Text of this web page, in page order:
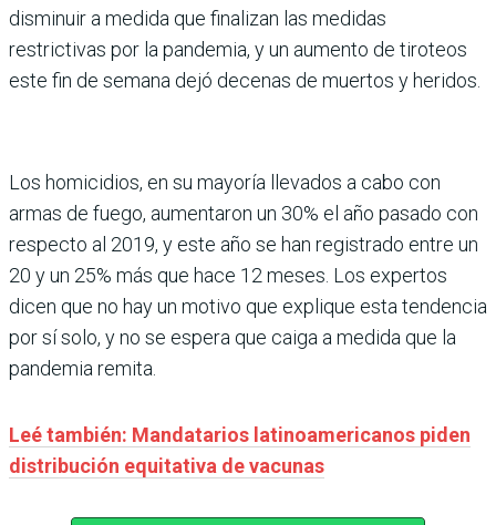
disminuir a medida que finalizan las medidas
restrictivas por la pandemia, y un aumento de tiroteos
este fin de semana dejó decenas de muertos y heridos.
Los homicidios, en su mayoría llevados a cabo con
armas de fuego, aumentaron un 30% el año pasado con
respecto al 2019, y este año se han registrado entre un
20 y un 25% más que hace 12 meses. Los expertos
dicen que no hay un motivo que explique esta tendencia
por sí solo, y no se espera que caiga a medida que la
pandemia remita.
Leé también: Mandatarios latinoamericanos piden
distribución equitativa de vacunas